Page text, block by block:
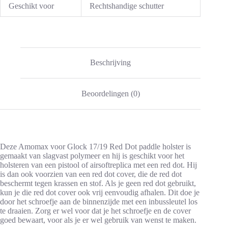
Geschikt voor Rechtshandige schutter
Beschrijving
Beoordelingen (0)
Deze Amomax voor Glock 17/19 Red Dot paddle holster is
gemaakt van slagvast polymeer en hij is geschikt voor het
holsteren van een pistool of airsoftreplica met een red dot. Hij
is dan ook voorzien van een red dot cover, die de red dot
beschermt tegen krassen en stof. Als je geen red dot gebruikt,
kun je die red dot cover ook vrij eenvoudig afhalen. Dit doe je
door het schroefje aan de binnenzijde met een inbussleutel los
te draaien. Zorg er wel voor dat je het schroefje en de cover
goed bewaart, voor als je er wel gebruik van wenst te maken.